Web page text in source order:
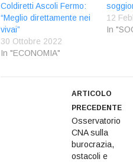
Coldiretti Ascoli Fermo:
“Meglio direttamente nei
vivai”
30 Ottobre 2022
In "ECONOMIA"
12
In
ARTICOLO
PRECEDENTE
Osservatorio
CNA sulla
burocrazia,
ostacoli e